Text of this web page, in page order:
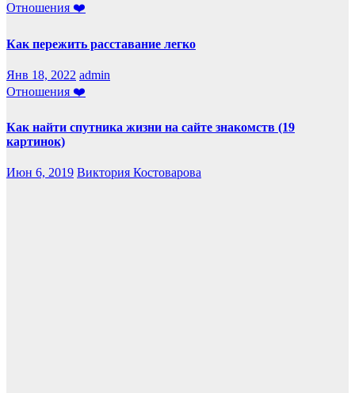
Отношения ❤️
Как пережить расставание легко
Янв 18, 2022 admin
Отношения ❤️
Как найти спутника жизни на сайте знакомств (19
картинок)
Июн 6, 2019 Виктория Костоварова